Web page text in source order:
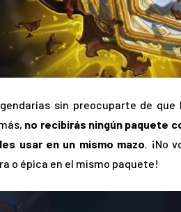
sin preocuparte de
no recibirás ningún paquete
usar en un mismo mazo .
o épica en el mismo paquete!